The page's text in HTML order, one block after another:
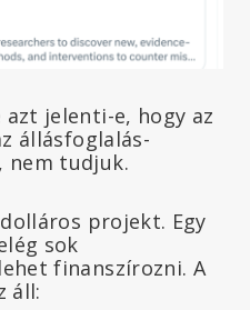
azt jelenti-e, hogy az
állásfoglalás-
nem tudjuk.
projekt. Egy
sok
finanszírozni. A
áll: